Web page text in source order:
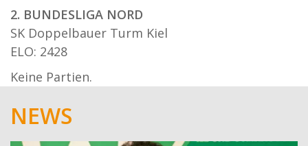
2. BUNDESLIGA NORD
SK Doppelbauer Turm Kiel
ELO: 2428
Keine Partien.
NEWS